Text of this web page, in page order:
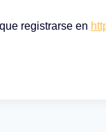
registrarse en